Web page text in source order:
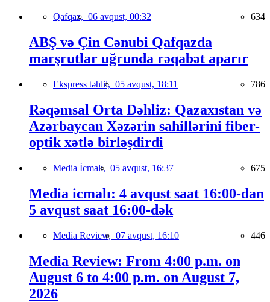
Qafqaz, 06 avqust, 00:32 634
ABŞ və Çin Cənubi Qafqazda
marşrutlar uğrunda rəqabət aparır
Ekspress təhlil, 05 avqust, 18:11 786
Rəqəmsal Orta Dəhliz: Qazaxıstan və
Azərbaycan Xəzərin sahillərini fiber-
optik xətlə birləşdirdi
Media İcmalı, 05 avqust, 16:37 675
Media icmalı: 4 avqust saat 16:00-dan
5 avqust saat 16:00-dək
Media Review, 07 avqust, 16:10 446
Media Review: From 4:00 p.m. on
August 6 to 4:00 p.m. on August 7,
2026